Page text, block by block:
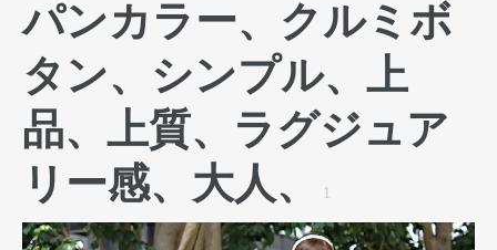
パンカラー、クルミボ
タン、シンプル、上
品、上質、ラグジュア
リー感、大人、
1